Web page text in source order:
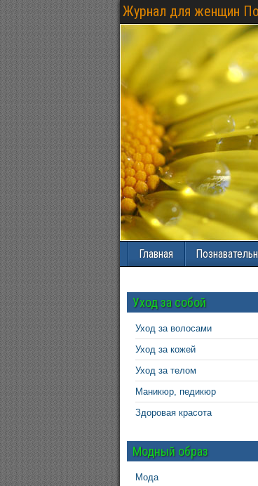
Журнал для женщин
Главная
Уход за собой
Уход за волосами
Уход за кожей
Уход за телом
Маникюр, педикюр
Здоровая красота
Модный образ
Мода